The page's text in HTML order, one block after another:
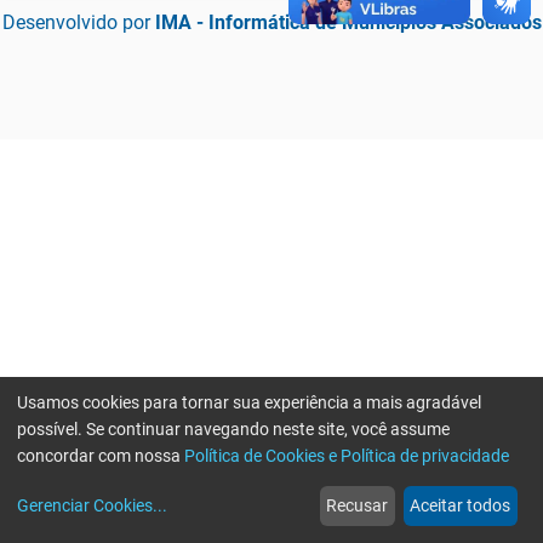
Desenvolvido por IMA - Informática de Municípios Associados
web
Notícias
more_horiz
Mais
Usamos cookies para tornar sua experiência a mais agradável
possível. Se continuar navegando neste site, você assume
concordar com nossa Política de Cookies e Política de privacidade
Gerenciar Cookies... Recusar Aceitar todos
Erro ao enviar informações, por favor tente novamente